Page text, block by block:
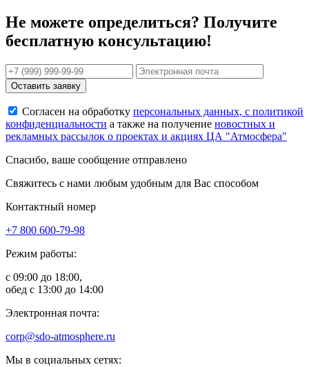
Не можете определиться? Получите
бесплатную консультацию!
Оставить заявку
Согласен на обработку персональных данных, с политикой
конфиденциальности а также на получение новостных и
рекламных рассылок о проектах и акциях ЦА "Атмосфера"
Спасибо, ваше сообщение отправлено
Свяжитесь с нами любым удобным для Вас способом
Контактный номер
+7 800 600-79-98
Режим работы:
с 09:00 до 18:00,
обед с 13:00 до 14:00
Электронная почта:
corp@sdo-atmosphere.ru
Мы в социальных сетях: